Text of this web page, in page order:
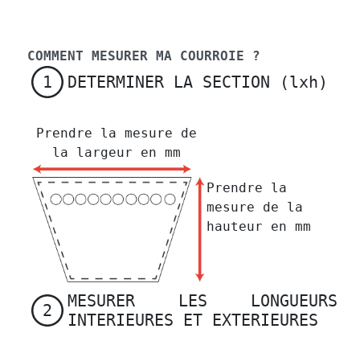
COMMENT MESURER MA COURROIE ?
1 DETERMINER LA SECTION (lxh)
Prendre la mesure de
la largeur en mm
Prendre la
mesure de la
hauteur en mm
2
MESURER LES LONGUEURS
INTERIEURES ET EXTERIEURES